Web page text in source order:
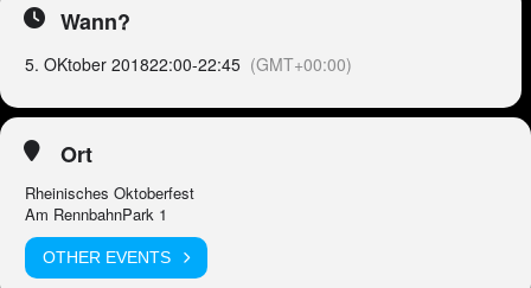
Wann?
5. OKtober 201822:00-22:45 (GMT+00:00)
Ort
Rheinisches Oktoberfest
Am RennbahnPark 1
OTHER EVENTS